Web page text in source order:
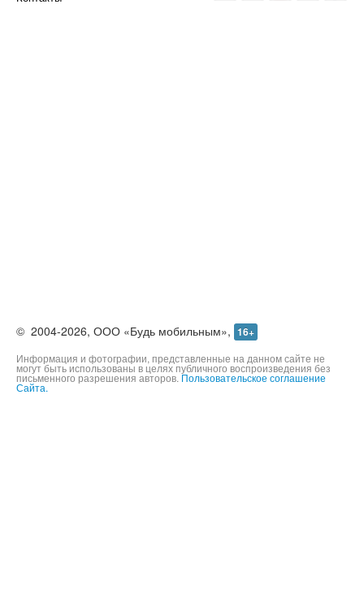
© 2004-2026, ООО «Будь мобильным», 16+
Информация и фотографии, представленные на данном сайте не
могут быть использованы в целях публичного воспроизведения без
письменного разрешения авторов. Пользовательское соглашение
Сайта.